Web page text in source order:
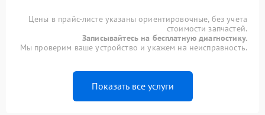
Цены в прайс-листе указаны ориентировочные, без учета
стоимости запчастей.
Записывайтесь на бесплатную диагностику.
Мы проверим ваше устройство и укажем на неисправность.
Показать все услуги